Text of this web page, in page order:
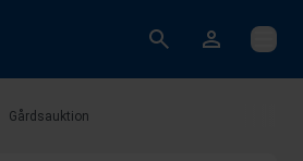
Öppna
Gårdsauktion